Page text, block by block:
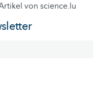
von science.lu